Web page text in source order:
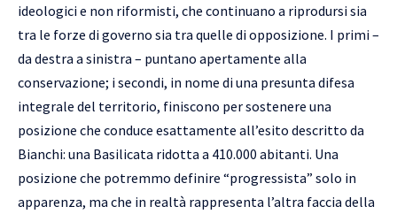
ideologici e non riformisti, che continuano a riprodursi sia
tra le forze di governo sia tra quelle di opposizione. I primi –
da destra a sinistra – puntano apertamente alla
conservazione; i secondi, in nome di una presunta difesa
integrale del territorio, finiscono per sostenere una
posizione che conduce esattamente all’esito descritto da
Bianchi: una Basilicata ridotta a 410.000 abitanti. Una
posizione che potremmo definire “progressista” solo in
apparenza, ma che in realtà rappresenta l’altra faccia della